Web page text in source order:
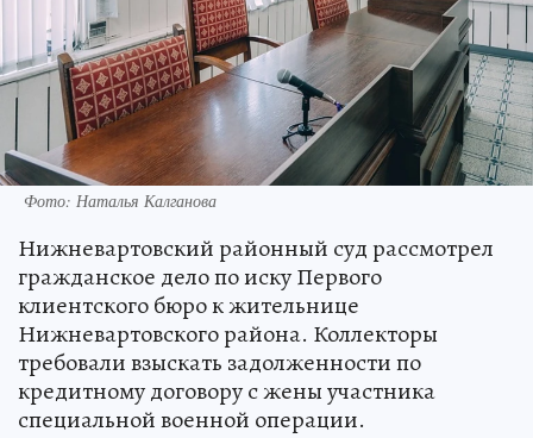
Фото: Наталья Калганова
Нижневартовский районный суд рассмотрел
гражданское дело по иску Первого
клиентского бюро к жительнице
Нижневартовского района. Коллекторы
требовали взыскать задолженности по
кредитному договору с жены участника
специальной военной операции.